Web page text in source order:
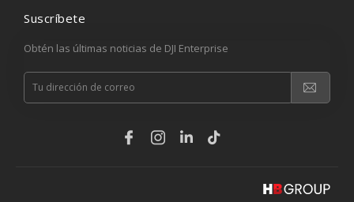
Suscríbete
Obtén las últimas noticias de DJI Enterprise